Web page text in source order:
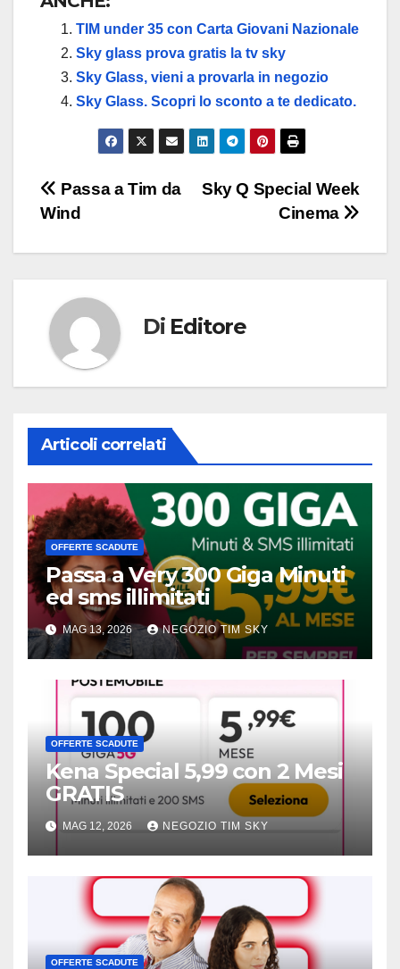
TIM under 35 con Carta Giovani Nazionale
Sky glass prova gratis la tv sky
Sky Glass, vieni a provarla in negozio
Sky Glass. Scopri lo sconto a te dedicato.
Sky Q Special Week
Cinema
Passa a Tim da
Wind
Di Editore
Articoli correlati
OFFERTE SCADUTE
Passa a Very 300 Giga Minuti
ed sms illimitati
MAG 13, 2026 NEGOZIO TIM SKY
OFFERTE SCADUTE
Kena Special 5,99 con 2 Mesi
GRATIS
MAG 12, 2026 NEGOZIO TIM SKY
OFFERTE SCADUTE